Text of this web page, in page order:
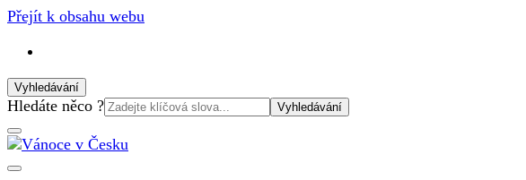
Přejít k obsahu webu
Vyhledávání
Vyhledat:
Hledáte něco ?